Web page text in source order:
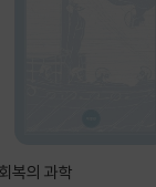
복의 과학